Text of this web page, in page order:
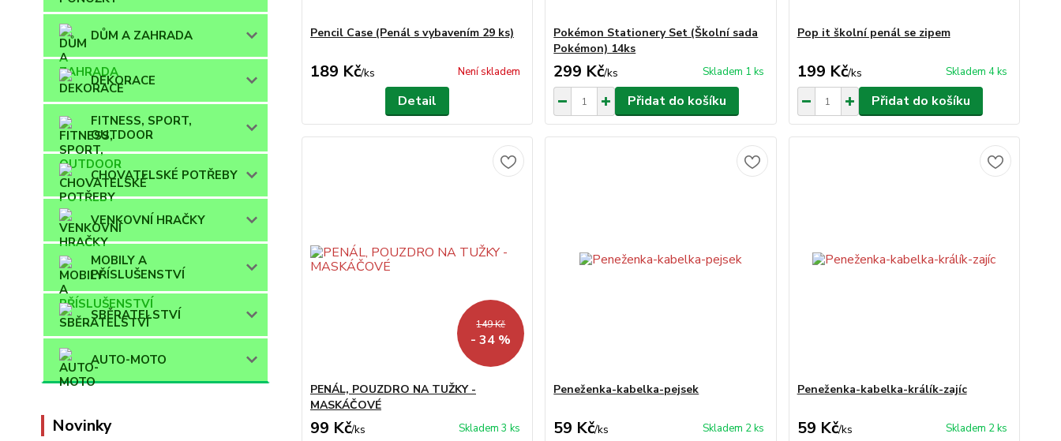
DŮM A ZAHRADA
DEKORACE
FITNESS, SPORT,
OUTDOOR
CHOVATELSKÉ POTŘEBY
VENKOVNÍ HRAČKY
MOBILY A
PŘÍSLUŠENSTVÍ
SBĚRATELSTVÍ
AUTO-MOTO
Novinky
Pencil Case (Penál s vybavením 29 ks)
189 Kč/ks Není skladem
Detail
Pokémon Stationery Set (Školní sada
Pokémon) 14ks
299 Kč/ks Skladem 1 ks
Přidat do košíku
Pop it školní penál se zipem
199 Kč/ks Skladem 4 ks
Přidat do košíku
149 Kč
- 34 %
PENÁL, POUZDRO NA TUŽKY -
MASKÁČOVÉ
99 Kč/ks Skladem 3 ks
Peneženka-kabelka-pejsek
59 Kč/ks Skladem 2 ks
Peneženka-kabelka-králík-zajíc
59 Kč/ks Skladem 2 ks